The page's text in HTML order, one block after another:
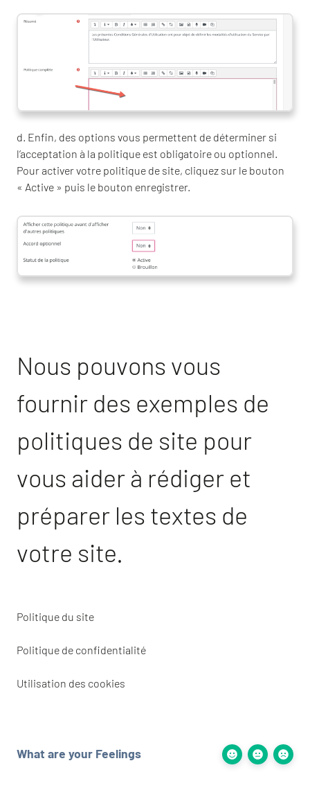
d. Enfin, des options vous permettent de déterminer si
l’acceptation à la politique est obligatoire ou optionnel.
Pour activer votre politique de site, cliquez sur le bouton
« Active » puis le bouton enregistrer.
Nous pouvons vous
fournir des exemples de
politiques de site pour
vous aider à rédiger et
préparer les textes de
votre site.
Politique du site
Politique de confidentialité
Utilisation des cookies
What are your Feelings